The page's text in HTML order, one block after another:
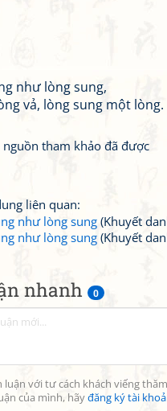
nhanh 0
luận với tư cách khách viếng
của mình, hãyđăng ký tài
như lòng sung,
vả, lòng sung một lòng.
tham khảo đã được
liên quan:
như lòng sung (Khuyết
như lòng sung (Khuyết